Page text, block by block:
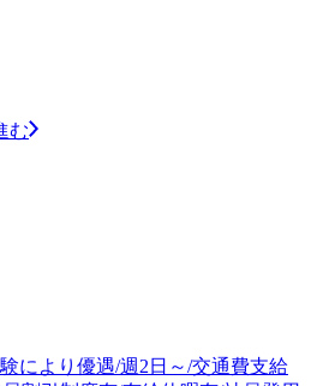
む
により優遇/週2日～/交通費支給